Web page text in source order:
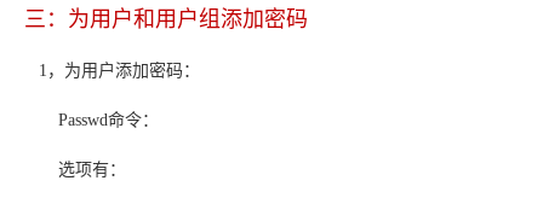
三：为用户和用户组添加密码
1 ，为用户添加密码：
Passwd命令：
选项有：